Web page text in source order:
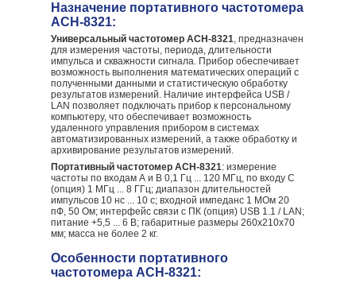
Назначение портативного частотомера
АСН-8321:
Универсальный частотомер АСН-8321, предназначен
для измерения частоты, периода, длительности
импульса и скважности сигнала. Прибор обеспечивает
возможность выполнения математических операций с
полученными данными и статистическую обработку
результатов измерений. Наличие интерфейса USB /
LAN позволяет подключать прибор к персональному
компьютеру, что обеспечивает возможность
удаленного управления прибором в системах
автоматизированных измерений, а также обработку и
архивирование результатов измерений.
Портативный частотомер АСН-8321: измерение
частоты по входам А и В 0,1 Гц ... 120 МГц, по входу С
(опция) 1 МГц ... 8 ГГц; диапазон длительностей
импульсов 10 нс ... 10 с; входной импеданс 1 МОм 20
пФ, 50 Ом; интерфейс связи с ПК (опция) USB 1.1 / LAN;
питание +5,5 ... 6 В; габаритные размеры 260х210х70
мм; масса не более 2 кг.
Особенности портативного
частотомера АСН-8321: